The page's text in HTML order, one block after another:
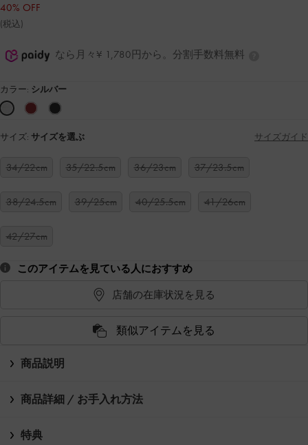
40% OFF
(税込)
なら月々¥ 1,780円から。分割手数料無料
カラー: シルバー
サイズ: サイズを選ぶ サイズガイド
34/22cm 35/22.5cm 36/23cm 37/23.5cm
38/24.5cm 39/25cm 40/25.5cm 41/26cm
42/27cm
このアイテムを見ている人におすすめ
店舗の在庫状況を見る
類似アイテムを見る
商品説明
商品詳細 / お手入れ方法
特典